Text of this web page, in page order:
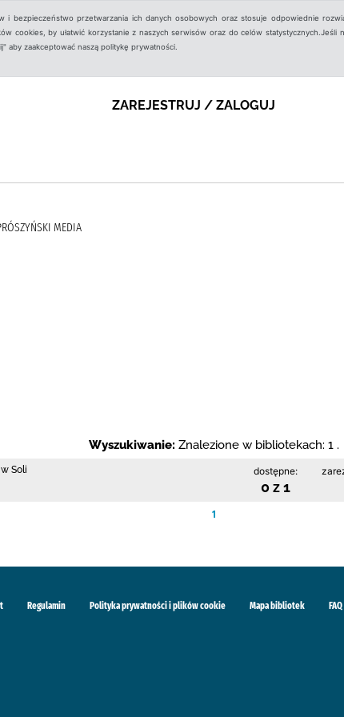
i bezpieczeństwo przetwarzania ich danych osobowych oraz stosuje odpowiednie
cookies, by ułatwić korzystanie z naszych serwisów oraz do celów statystycznych.Jeśli
aby zaakceptować naszą politykę prywatności.
ZAREJESTRUJ / ZALOGUJ
MEDIA
Wyszukiwanie: Znalezione w bibliotekach: 1 .
Soli dostępne:
0 z 1
1
Regulamin Polityka prywatności i plików cookie Mapa bibliotek FAQ